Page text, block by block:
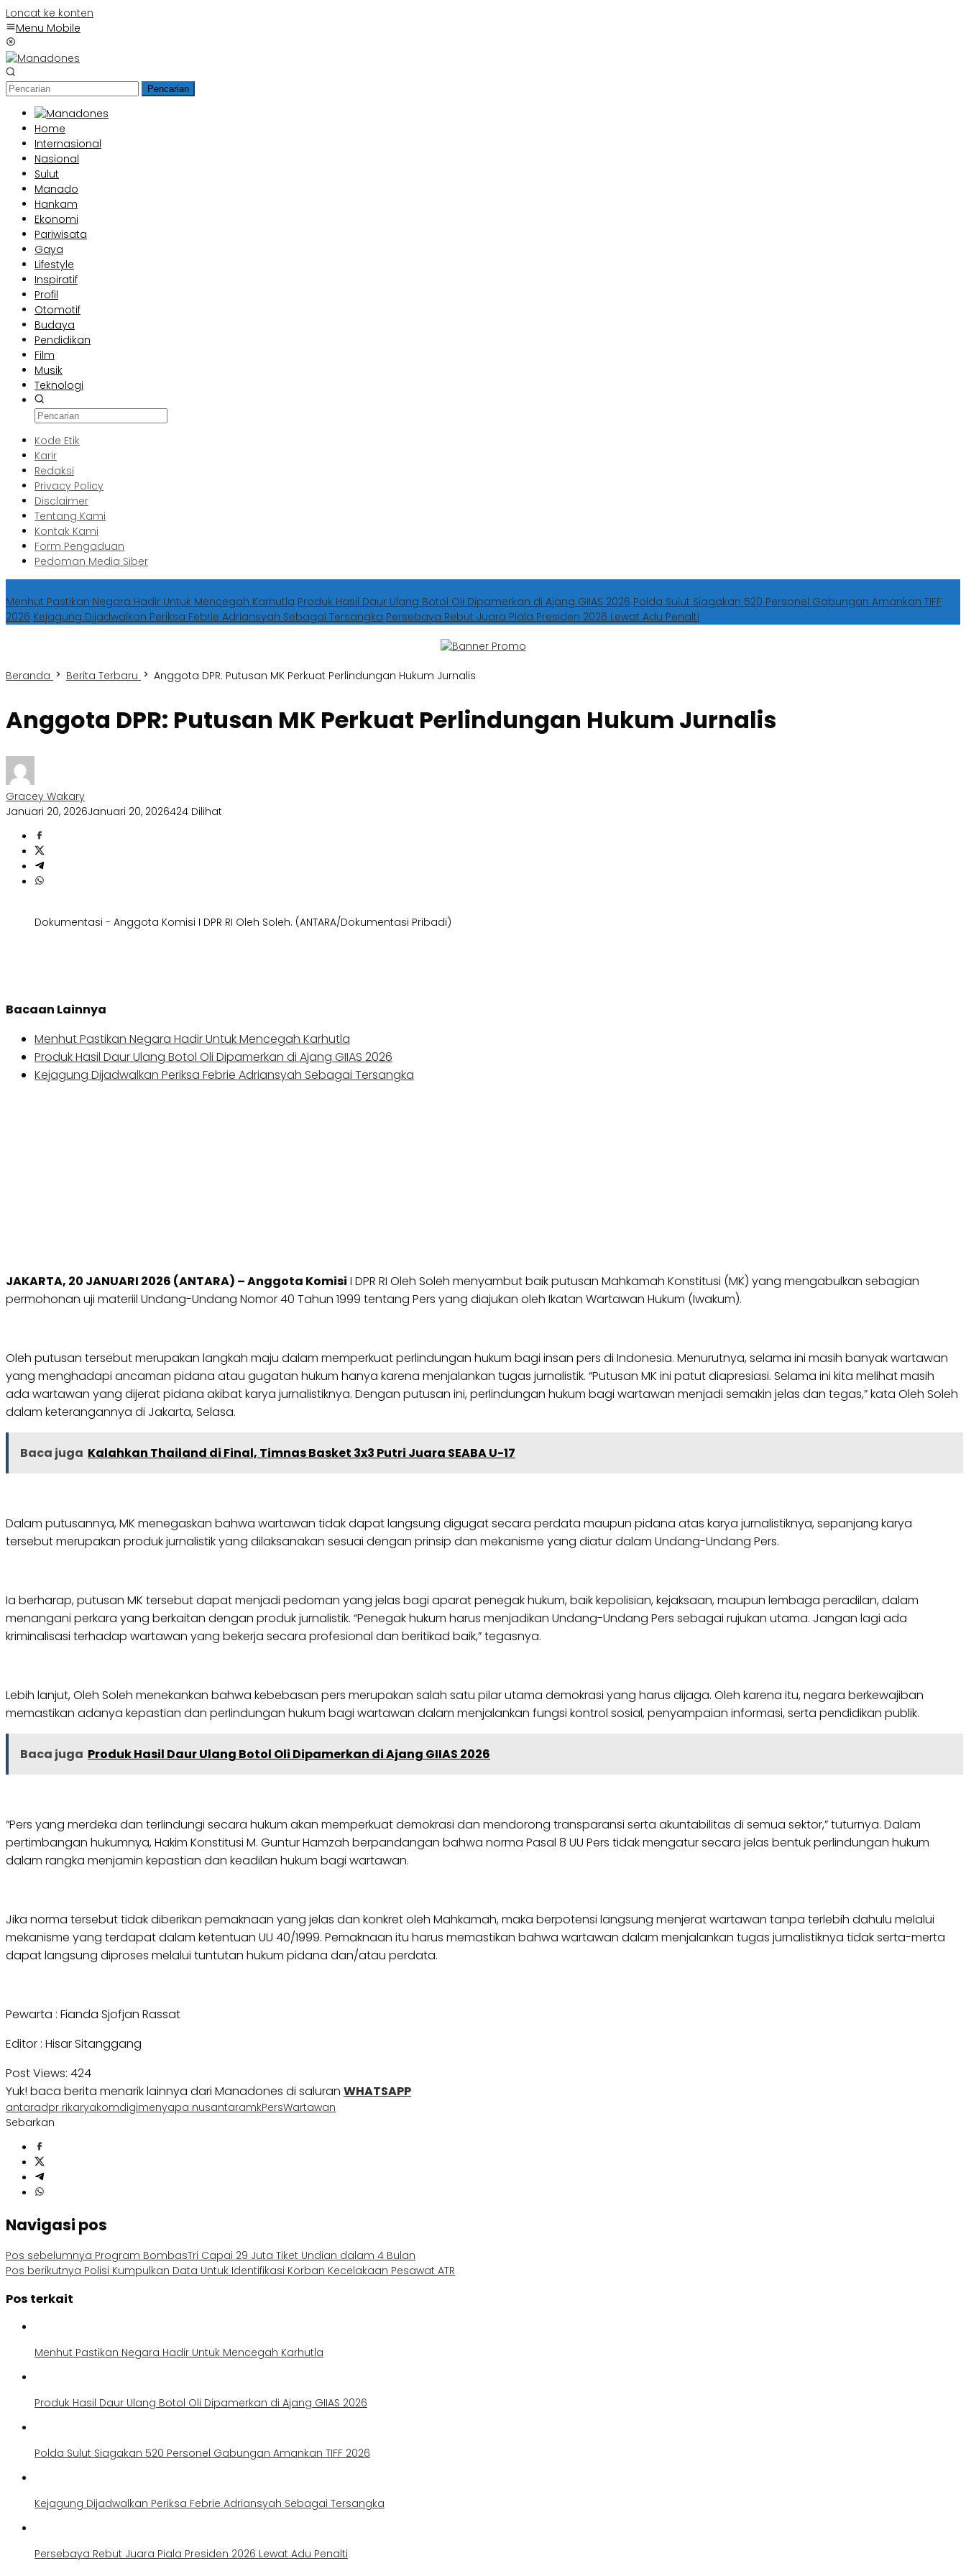
Loncat ke konten
Menu Mobile
Pencarian
Home
Internasional
Nasional
Sulut
Manado
Hankam
Ekonomi
Pariwisata
Gaya
Lifestyle
Inspiratif
Profil
Otomotif
Budaya
Pendidikan
Film
Musik
Teknologi
Kode Etik
Karir
Redaksi
Privacy Policy
Disclaimer
Tentang Kami
Kontak Kami
Form Pengaduan
Pedoman Media Siber
Menhut Pastikan Negara Hadir Untuk Mencegah Karhutla Produk Hasil Daur Ulang Botol Oli Dipamerkan di Ajang GIIAS 2026 Polda Sulut Siagakan 520 Personel Gabungan Amankan TIFF
2026 Kejagung Dijadwalkan Periksa Febrie Adriansyah Sebagai Tersangka Persebaya Rebut Juara Piala Presiden 2026 Lewat Adu Penalti
Beranda Berita Terbaru Anggota DPR: Putusan MK Perkuat Perlindungan Hukum Jurnalis
Anggota DPR: Putusan MK Perkuat Perlindungan Hukum Jurnalis
Gracey Wakary
Januari 20, 2026Januari 20, 2026424 Dilihat
Dokumentasi - Anggota Komisi I DPR RI Oleh Soleh. (ANTARA/Dokumentasi Pribadi)
Bacaan Lainnya
Menhut Pastikan Negara Hadir Untuk Mencegah Karhutla
Produk Hasil Daur Ulang Botol Oli Dipamerkan di Ajang GIIAS 2026
Kejagung Dijadwalkan Periksa Febrie Adriansyah Sebagai Tersangka
JAKARTA, 20 JANUARI 2026 (ANTARA) – Anggota Komisi I DPR RI Oleh Soleh menyambut baik putusan Mahkamah Konstitusi (MK) yang mengabulkan sebagian
permohonan uji materiil Undang-Undang Nomor 40 Tahun 1999 tentang Pers yang diajukan oleh Ikatan Wartawan Hukum (Iwakum).
Oleh putusan tersebut merupakan langkah maju dalam memperkuat perlindungan hukum bagi insan pers di Indonesia. Menurutnya, selama ini masih banyak wartawan
yang menghadapi ancaman pidana atau gugatan hukum hanya karena menjalankan tugas jurnalistik. “Putusan MK ini patut diapresiasi. Selama ini kita melihat masih
ada wartawan yang dijerat pidana akibat karya jurnalistiknya. Dengan putusan ini, perlindungan hukum bagi wartawan menjadi semakin jelas dan tegas,” kata Oleh Soleh
dalam keterangannya di Jakarta, Selasa.
Baca juga Kalahkan Thailand di Final, Timnas Basket 3x3 Putri Juara SEABA U-17
Dalam putusannya, MK menegaskan bahwa wartawan tidak dapat langsung digugat secara perdata maupun pidana atas karya jurnalistiknya, sepanjang karya
tersebut merupakan produk jurnalistik yang dilaksanakan sesuai dengan prinsip dan mekanisme yang diatur dalam Undang-Undang Pers.
Ia berharap, putusan MK tersebut dapat menjadi pedoman yang jelas bagi aparat penegak hukum, baik kepolisian, kejaksaan, maupun lembaga peradilan, dalam
menangani perkara yang berkaitan dengan produk jurnalistik. “Penegak hukum harus menjadikan Undang-Undang Pers sebagai rujukan utama. Jangan lagi ada
kriminalisasi terhadap wartawan yang bekerja secara profesional dan beritikad baik,” tegasnya.
Lebih lanjut, Oleh Soleh menekankan bahwa kebebasan pers merupakan salah satu pilar utama demokrasi yang harus dijaga. Oleh karena itu, negara berkewajiban
memastikan adanya kepastian dan perlindungan hukum bagi wartawan dalam menjalankan fungsi kontrol sosial, penyampaian informasi, serta pendidikan publik.
Baca juga Produk Hasil Daur Ulang Botol Oli Dipamerkan di Ajang GIIAS 2026
“Pers yang merdeka dan terlindungi secara hukum akan memperkuat demokrasi dan mendorong transparansi serta akuntabilitas di semua sektor,” tuturnya. Dalam
pertimbangan hukumnya, Hakim Konstitusi M. Guntur Hamzah berpandangan bahwa norma Pasal 8 UU Pers tidak mengatur secara jelas bentuk perlindungan hukum
dalam rangka menjamin kepastian dan keadilan hukum bagi wartawan.
Jika norma tersebut tidak diberikan pemaknaan yang jelas dan konkret oleh Mahkamah, maka berpotensi langsung menjerat wartawan tanpa terlebih dahulu melalui
mekanisme yang terdapat dalam ketentuan UU 40/1999. Pemaknaan itu harus memastikan bahwa wartawan dalam menjalankan tugas jurnalistiknya tidak serta-merta
dapat langsung diproses melalui tuntutan hukum pidana dan/atau perdata.
Pewarta : Fianda Sjofjan Rassat
Editor : Hisar Sitanggang
Post Views: 424
Yuk! baca berita menarik lainnya dari Manadones di saluran WHATSAPP
antaradpr rikaryakomdigimenyapa nusantaramkPersWartawan
Sebarkan
Navigasi pos
Pos sebelumnya Program BombasTri Capai 29 Juta Tiket Undian dalam 4 Bulan
Pos berikutnya Polisi Kumpulkan Data Untuk Identifikasi Korban Kecelakaan Pesawat ATR
Pos terkait
Menhut Pastikan Negara Hadir Untuk Mencegah Karhutla
Produk Hasil Daur Ulang Botol Oli Dipamerkan di Ajang GIIAS 2026
Polda Sulut Siagakan 520 Personel Gabungan Amankan TIFF 2026
Kejagung Dijadwalkan Periksa Febrie Adriansyah Sebagai Tersangka
Persebaya Rebut Juara Piala Presiden 2026 Lewat Adu Penalti